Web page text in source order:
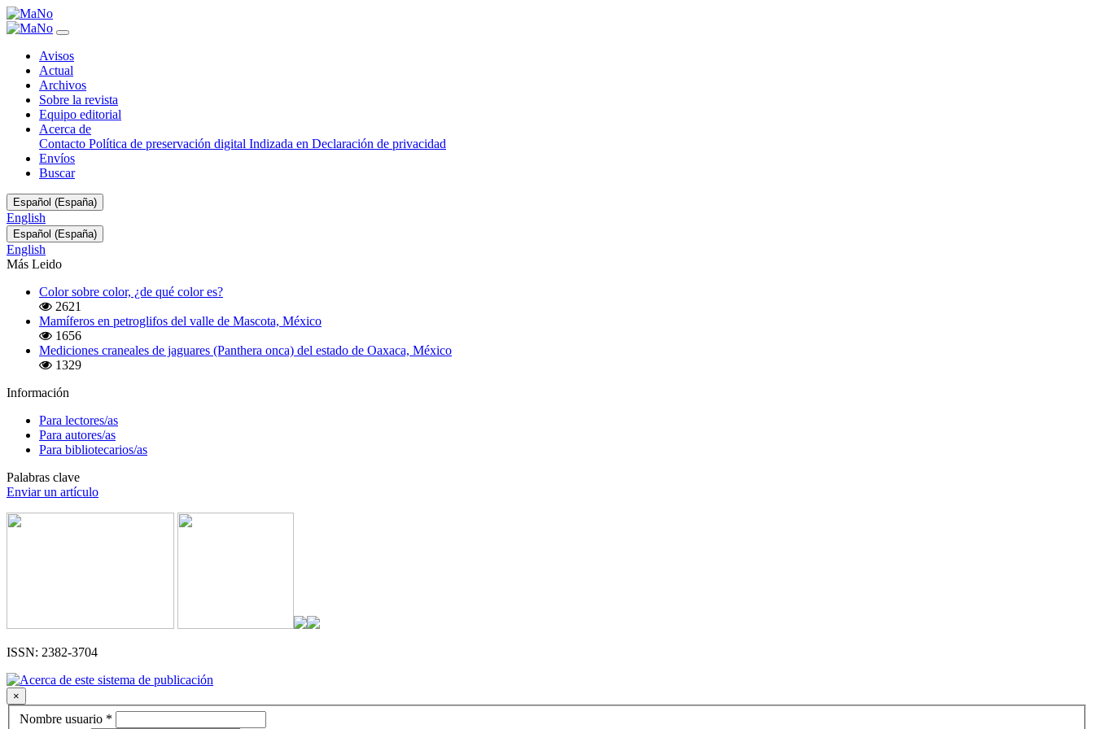
Mamíferos,
historia
colecciones
Avisos
Actual
Archivos
Sobre la revista
Equipo editorial
Acerca de
Contacto Política de preservación digital Indizada en Declaración de privacidad
Envíos
Buscar
Cambiar
el
idioma.
El
actual
es:
Español (España)
English
Cambiar
el
idioma.
El
es:
Español (España)
English
Más Leido
Color sobre color, ¿de qué color es?
2621
Mamíferos en petroglifos del valle de Mascota, México
1656
Mediciones craneales de jaguares (Panthera onca) del estado de Oaxaca, México
1329
Información
Para lectores/as
Para autores/as
Para bibliotecarios/as
Palabras clave
Enviar un artículo
ISSN: 2382-3704
×
Nombre usuario *